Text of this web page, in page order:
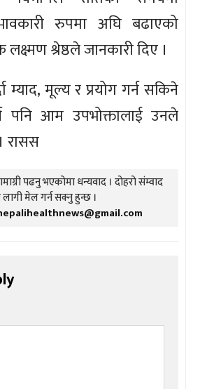
रुपमा अघि बढाएको
श्रेष्ठले जानकारी दिए ।
म्याद, मूल्य र प्रयोग गर्न सकिने
पनि आम उपभोक्तालाई उनले
रासस
पढनु भएकोमा धन्यवाद । दोहरो संम्वाद
मेल गर्न सक्नु हुन्छ ।